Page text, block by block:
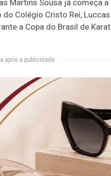
Martins Sousa já começa
Colégio Cristo Rei,
a Copa do Brasil de
após a publicidade